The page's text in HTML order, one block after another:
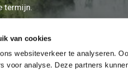
van cookies
websiteverkeer te analyseren.
voor analyse. Deze partners
termijn.